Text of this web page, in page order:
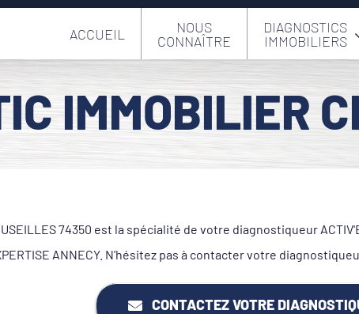
ACCUEIL
NOUS
CONNAÎTRE
DIAGNOSTICS
IMMOBILIERS
IMMOBILIER
74350 est la spécialité de votre diagnostiqueur
ANNECY. N'hésitez pas à contacter votre
CONTACTEZ VOTRE